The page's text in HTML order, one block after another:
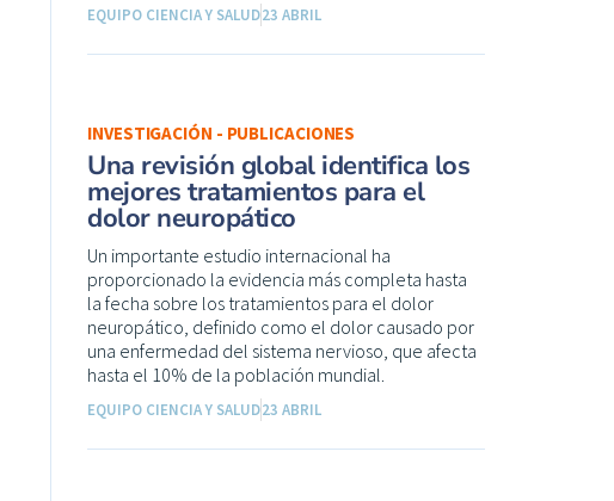
EQUIPO CIENCIA Y SALUD23 ABRIL
INVESTIGACIÓN - PUBLICACIONES
Una revisión global identifica los
mejores tratamientos para el
dolor neuropático
Un importante estudio internacional ha
proporcionado la evidencia más completa hasta
la fecha sobre los tratamientos para el dolor
neuropático, definido como el dolor causado por
una enfermedad del sistema nervioso, que afecta
hasta el 10% de la población mundial.
EQUIPO CIENCIA Y SALUD23 ABRIL